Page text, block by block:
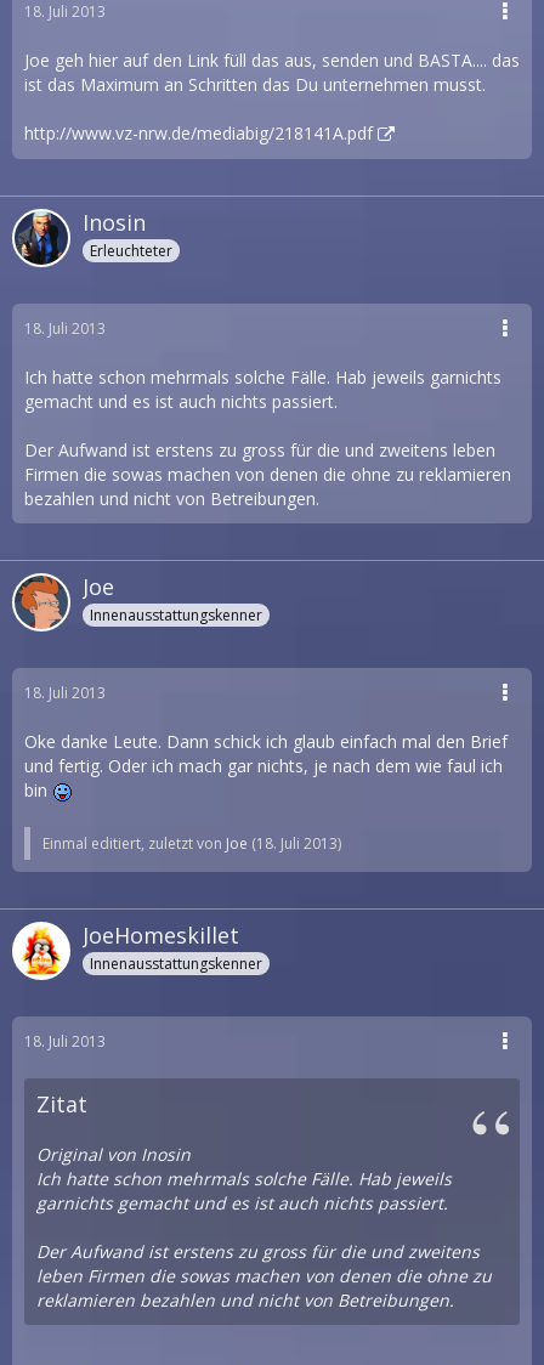
18. Juli 2013
Joe geh hier auf den Link füll das aus, senden und BASTA.... das
ist das Maximum an Schritten das Du unternehmen musst.
http://www.vz-nrw.de/mediabig/218141A.pdf
Inosin
Erleuchteter
18. Juli 2013
Ich hatte schon mehrmals solche Fälle. Hab jeweils garnichts
gemacht und es ist auch nichts passiert.
Der Aufwand ist erstens zu gross für die und zweitens leben
Firmen die sowas machen von denen die ohne zu reklamieren
bezahlen und nicht von Betreibungen.
Joe
Innenausstattungskenner
18. Juli 2013
Oke danke Leute. Dann schick ich glaub einfach mal den Brief
und fertig. Oder ich mach gar nichts, je nach dem wie faul ich
bin
Einmal editiert, zuletzt von Joe (18. Juli 2013)
JoeHomeskillet
Innenausstattungskenner
18. Juli 2013
Zitat
Original von Inosin
Ich hatte schon mehrmals solche Fälle. Hab jeweils
garnichts gemacht und es ist auch nichts passiert.
Der Aufwand ist erstens zu gross für die und zweitens
leben Firmen die sowas machen von denen die ohne zu
reklamieren bezahlen und nicht von Betreibungen.